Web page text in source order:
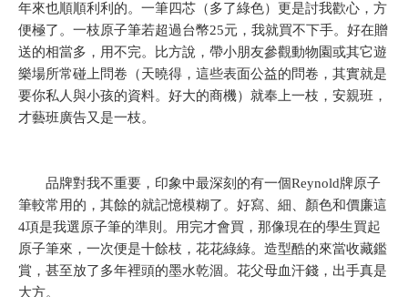
年來也順順利利的。一筆四芯（多了綠色）更是討我歡心，方
便極了。一枝原子筆若超過台幣25元，我就買不下手。好在贈
送的相當多，用不完。比方說，帶小朋友參觀動物園或其它遊
樂場所常碰上問卷（天曉得，這些表面公益的問卷，其實就是
要你私人與小孩的資料。好大的商機）就奉上一枝，安親班，
才藝班廣告又是一枝。
品牌對我不重要，印象中最深刻的有一個Reynold牌原子
筆較常用的，其餘的就記憶模糊了。好寫、細、顏色和價廉這
4項是我選原子筆的準則。用完才會買，那像現在的學生買起
原子筆來，一次便是十餘枝，花花綠綠。造型酷的來當收藏鑑
賞，甚至放了多年裡頭的墨水乾涸。花父母血汗錢，出手真是
大方。